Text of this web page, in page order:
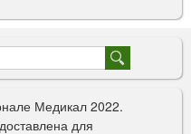
Медикал 2022.
для